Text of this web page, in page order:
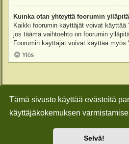
Tämä sivusto käyttää evästeitä
käyttäjäkokemuksen
Selvä!
Kuinka otan yhteyttä foorumin
Kaikki foorumin käyttäjät voivat käyttää
jos täämä vaihtoehto on foorumin
Foorumin käyttäjät voivat käyttää myös
Ylös
Etusivu Viesti Ylläpidolle
Keskustelufoorumin ohjelmistophpBB® Forum